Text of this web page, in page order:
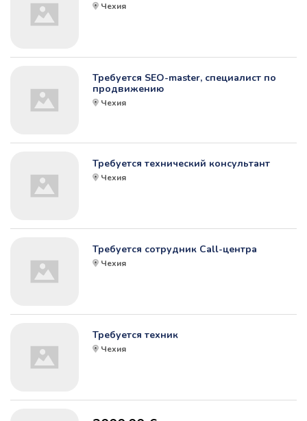
Чехия
Требуется SEO-master, специалист по
продвижению
Чехия
Требуется технический консультант
Чехия
Требуется сотрудник Call-центра
Чехия
Требуется техник
Чехия